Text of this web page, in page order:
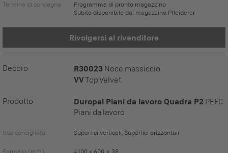
Termine di consegna
Programma di pronto magazzino
Subito disponibile dal magazzino Pfleiderer
Rivolgersi al rivenditore
Decoro R30023 Noce massiccio
VVTop Velvet
Prodotto Duropal Piani da lavoro Quadra P2 PEFC
Piani da lavoro
Uso consigliato Superfici verticali, Superfici orizzontali
Formato (mm) 4.100 x 600 x 38